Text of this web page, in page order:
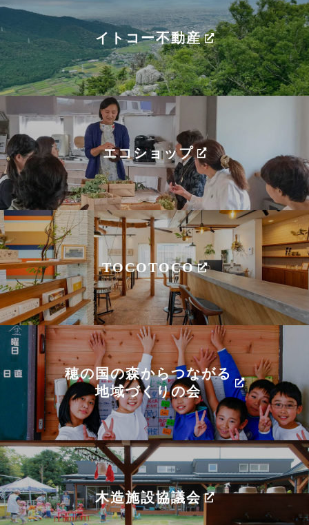
イトコー不動産
エコショップ
TOCOTOCO
穂の国の森からつながる
地域づくりの会
木造施設協議会